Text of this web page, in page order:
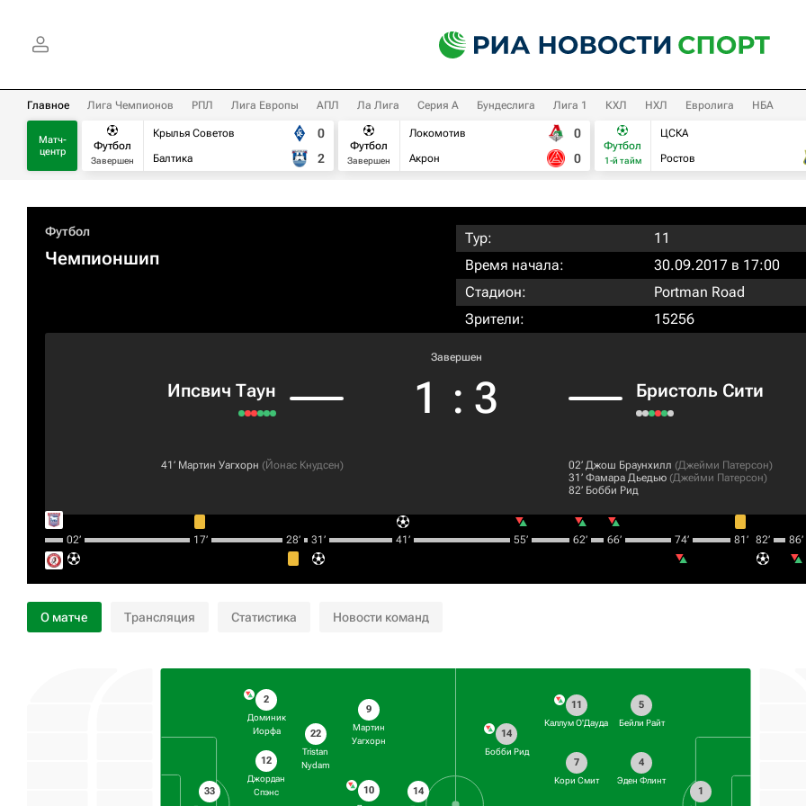
Главное Лига Чемпионов РПЛ Лига Европы АПЛ Ла Лига Серия А Бундеслига Лига 1 КХЛ НХЛ Евролига НБА
Матч-
центр
Футбол
Завершен
Крылья Советов
Балтика
0
2
Футбол
Завершен
Локомотив
Акрон
0
0
Футбол
1-й тайм
ЦСКА
Ростов
Футбол
Чемпионшип
Тур:
11
Время начала:
30.09.2017 в 17:00
Стадион:
Portman Road
Зрители:
15256
Ипсвич Таун
Завершен
1 : 3 Бристоль Сити
41‎’‎ Мартин Уагхорн (Йонас Кнудсен) 02‎’‎ Джош Браунхилл (Джейми Патерсон)
31‎’‎ Фамара Дьедью (Джейми Патерсон)
82‎’‎ Бобби Рид
02‎’‎ 17‎’‎ 28‎’‎ 31‎’‎ 41‎’‎ 55‎’‎ 62‎’‎ 66‎’‎ 74‎’‎ 81‎’‎ 82‎’‎ 86‎’‎
О матче Трансляция Статистика Новости команд
33
2
Доминик
Иорфа
12
Джордан
Спэнс
22
Tristan
Nydam
9
Мартин
Уагхорн
10 14 1
5
Бейли Райт
4
Эден Флинт
11
Каллум О'Дауда
7
Кори Смит
14
Бобби Рид